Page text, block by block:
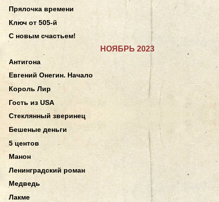
Прялочка времени
Ключ от 505-й
С новым счастьем!
НОЯБРЬ 2023
Антигона
Евгений Онегин. Начало
Король Лир
Гость из USA
Стеклянный зверинец
Бешеные деньги
5 центов
Манон
Ленинградский роман
Медведь
Лакме